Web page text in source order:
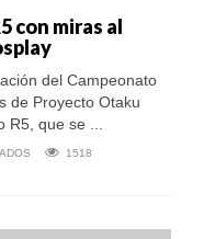
con miras al
del Campeonato
de Proyecto Otaku
que se ...
1518